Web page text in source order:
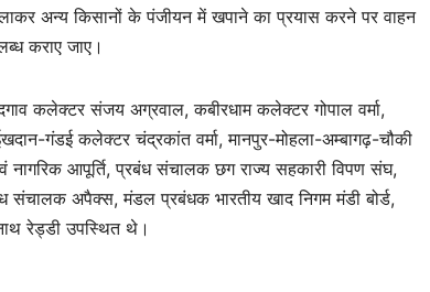
लाकर अन्य किसानों के पंजीयन में खपाने का प्रयास करने पर वाहन
कराए जाए।
कलेक्टर संजय अग्रवाल, कबीरधाम कलेक्टर गोपाल वर्मा,
गंडई कलेक्टर चंद्रकांत वर्मा, मानपुर-मोहला-अम्बागढ़-चौकी
आपूर्ति, प्रबंध संचालक छग राज्य सहकारी विपण संघ,
अपैक्स, मंडल प्रबंधक भारतीय खाद निगम मंडी बोर्ड,
रेड्डी उपस्थित थे।